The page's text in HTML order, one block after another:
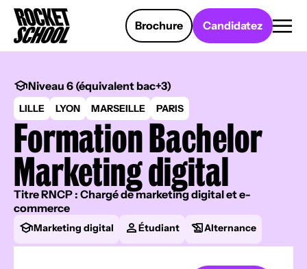
Brochure Candidatez
Niveau 6 (équivalent bac+3)
LILLE LYON MARSEILLE PARIS
Formation Bachelor
Marketing digital
Titre RNCP : Chargé de marketing digital et e-
commerce
Marketing digital Étudiant Alternance
Panneau de gestion des cookies